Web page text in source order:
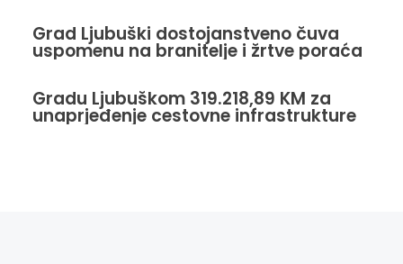
Grad Ljubuški dostojanstveno čuva
uspomenu na branitelje i žrtve poraća
Gradu Ljubuškom 319.218,89 KM za
unaprjeđenje cestovne infrastrukture